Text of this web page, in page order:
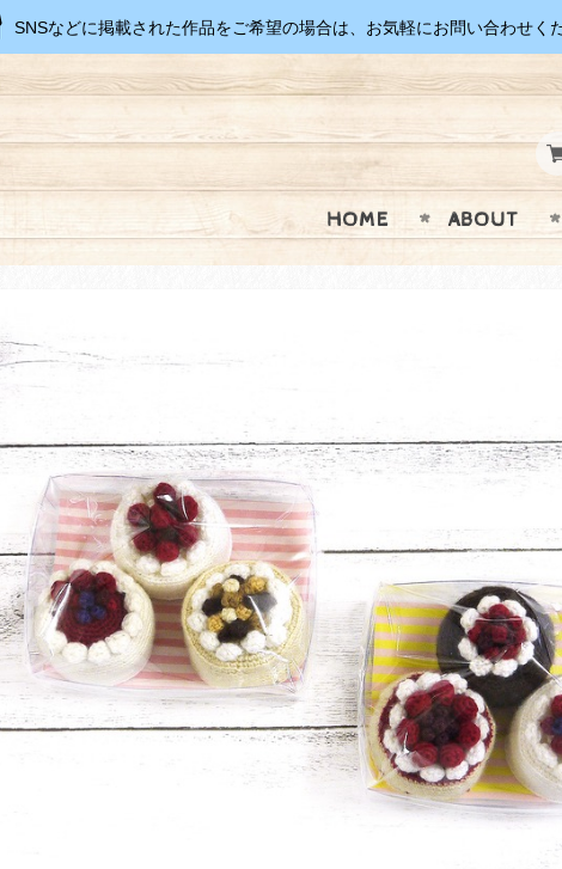
SNSなどに掲載された作品をご希望の場合は、お気軽にお問い合わせく
HOME ABOUT